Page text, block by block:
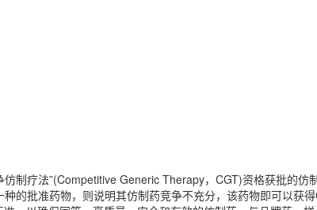
制疗法”(Competitive Generic Therapy，CGT)资格获批
的批准药物，则说明其仿制药竞争不充分，该药物即可以获